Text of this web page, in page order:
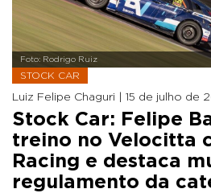
Foto: Rodrigo Ruiz
STOCK CAR
Luiz Felipe Chaguri | 15 de julho de
Stock Car: Felipe
treino no Velocitta
Racing e destaca
regulamento da